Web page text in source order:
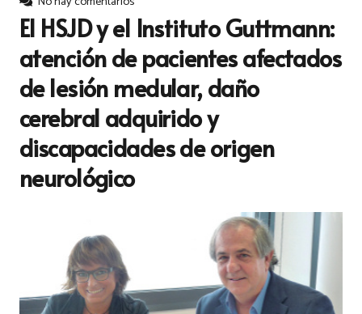
El HSJD y el Instituto Guttmann:
atención de pacientes afectados
de lesión medular, daño
cerebral adquirido y
discapacidades de origen
neurológico